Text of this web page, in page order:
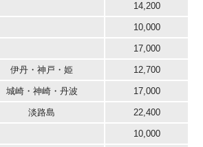
14,200
10,000
17,000
伊丹・神戸・姫 12,700
城崎・神崎・丹波 17,000
淡路島 22,400
10,000